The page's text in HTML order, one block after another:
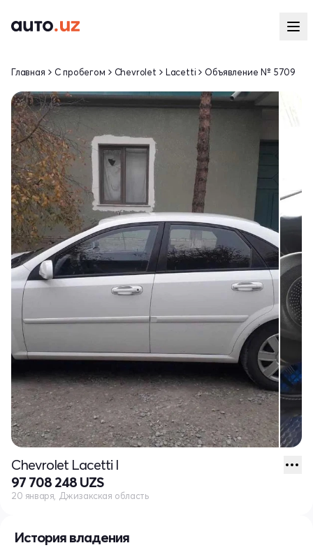
История владения
Главная С пробегом Chevrolet Lacetti Объявление № 5709
Chevrolet Lacetti I
97 708 248 UZS
20 января, Джизакская область